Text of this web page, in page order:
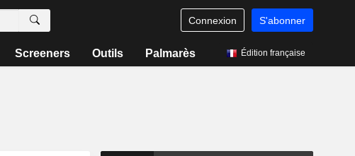
Connexion S'abonner
Screeners Outils Palmarès Édition française